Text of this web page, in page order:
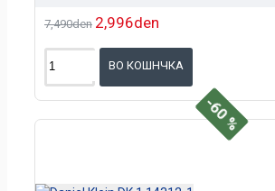
7,490den 2,996den
ВО КОШНЧКА
-60 %